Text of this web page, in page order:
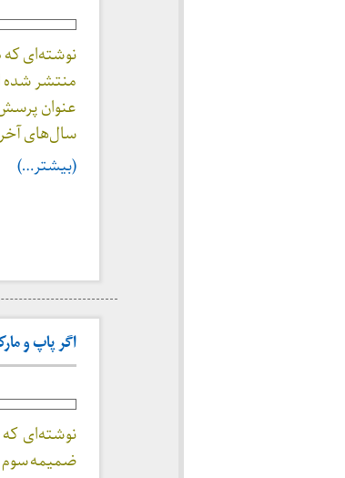
منتشر شده
عنوان
سال‌های
(بیشتر…)
اگر پاپ و
نوشته‌ای که
ضمیمه